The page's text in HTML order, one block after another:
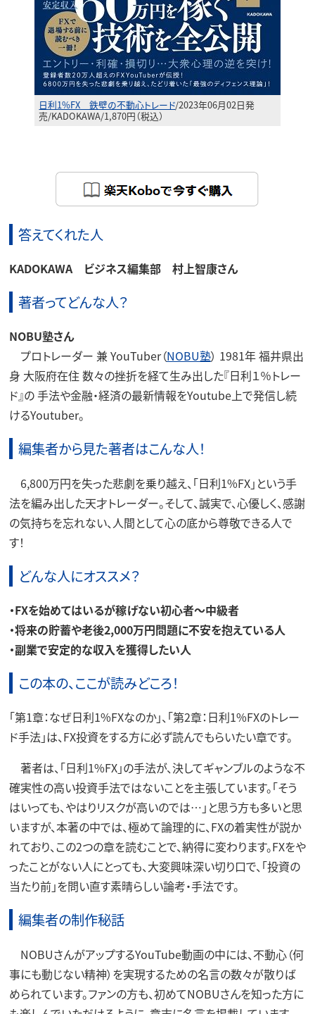
日利1%FX 鉄壁の不動心トレード/2023年06月02日発
売/KADOKAWA/1,870円（税込）
答えてくれた人
KADOKAWA ビジネス編集部 村上智康さん
著者ってどんな人？
NOBU塾さん
プロトレーダー 兼 YouTuber（NOBU塾） 1981年 福井県出
身 大阪府在住 数々の挫折を経て生み出した『日利１％トレー
ド』の 手法や金融・経済の最新情報をYoutube上で発信し続
けるYoutuber。
編集者から見た著者はこんな人！
6,800万円を失った悲劇を乗り越え、「日利1%FX」という手
法を編み出した天才トレーダー。そして、誠実で、心優しく、感謝
の気持ちを忘れない、人間として心の底から尊敬できる人で
す！
どんな人にオススメ？
・FXを始めてはいるが稼げない初心者～中級者
・将来の貯蓄や老後2,000万円問題に不安を抱えている人
・副業で安定的な収入を獲得したい人
この本の、ここが読みどころ！
「第1章：なぜ日利1%FXなのか」、「第2章：日利1%FXのトレー
ド手法」は、FX投資をする方に必ず読んでもらいたい章です。
著者は、「日利1%FX」の手法が、決してギャンブルのような不
確実性の高い投資手法ではないことを主張しています。「そう
はいっても、やはりリスクが高いのでは…」と思う方も多いと思
いますが、本著の中では、極めて論理的に、FXの着実性が説か
れており、この2つの章を読むことで、納得に変わります。FXをや
ったことがない人にとっても、大変興味深い切り口で、「投資の
当たり前」を問い直す素晴らしい論考・手法です。
編集者の制作秘話
NOBUさんがアップするYouTube動画の中には、不動心（何
事にも動じない精神）を実現するための名言の数々が散りば
められています。ファンの方も、初めてNOBUさんを知った方に